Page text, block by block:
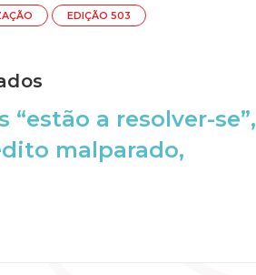
EDIÇÃO 503
a resolver-se”,
malparado,